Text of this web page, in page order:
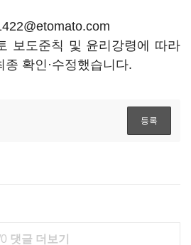
보도준칙 및 윤리강령에 따라
확인·수정했습니다.
댓글 더보기